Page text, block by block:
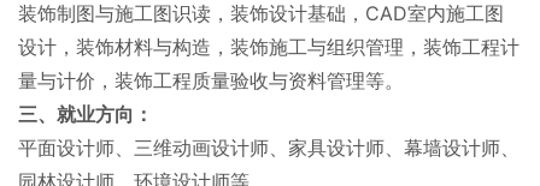
装饰制图与施工图识读，装饰设计基础，CAD室内施工图
设计，装饰材料与构造，装饰施工与组织管理，装饰工程计
量与计价，装饰工程质量验收与资料管理等。
三、就业方向：
平面设计师、三维动画设计师、家具设计师、幕墙设计师、
园林设计师、环境设计师等。